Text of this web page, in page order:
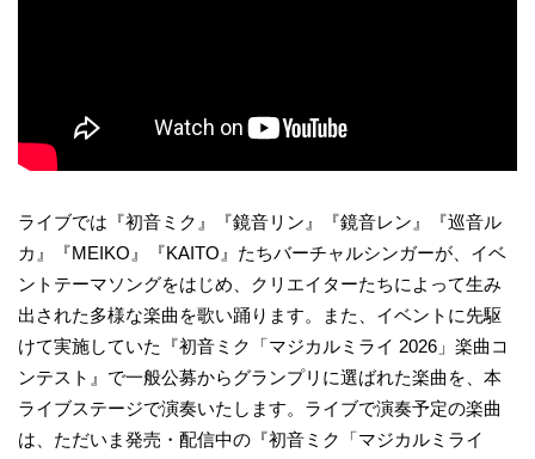
ライブでは『初音ミク』『鏡音リン』『鏡音レン』『巡音ル
カ』『MEIKO』『KAITO』たちバーチャルシンガーが、イベ
ントテーマソングをはじめ、クリエイターたちによって生み
出された多様な楽曲を歌い踊ります。また、イベントに先駆
けて実施していた『初音ミク「マジカルミライ 2026」楽曲コ
ンテスト』で一般公募からグランプリに選ばれた楽曲を、本
ライブステージで演奏いたします。ライブで演奏予定の楽曲
は、ただいま発売・配信中の『初音ミク「マジカルミライ